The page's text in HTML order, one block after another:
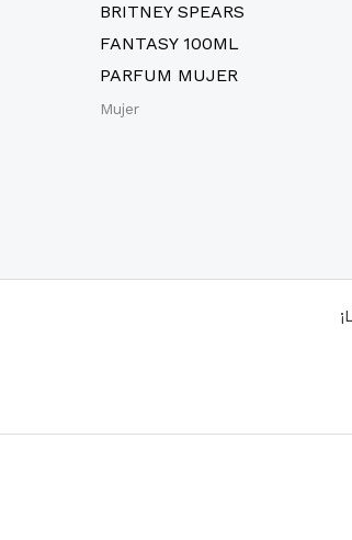
BRITNEY SPEARS
FANTASY 100ML
PARFUM MUJER
Mujer